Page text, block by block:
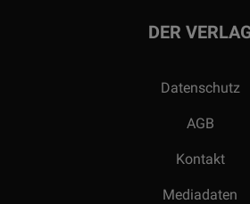
DER
Datenschutz
AGB
Kontakt
Mediadaten